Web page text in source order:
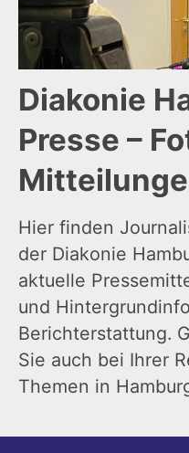
Diakonie
Presse –
Hier finden
der Diakonie
aktuelle
und
Berichterstattung.
Sie auch bei Ihrer
Themen in